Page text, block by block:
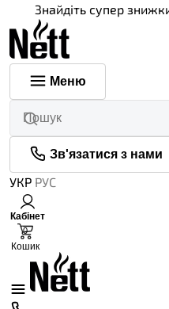
Знайдіть супер
Меню
Зв'язатися з нами
УКР РУС
Кабінет
0
Кошик